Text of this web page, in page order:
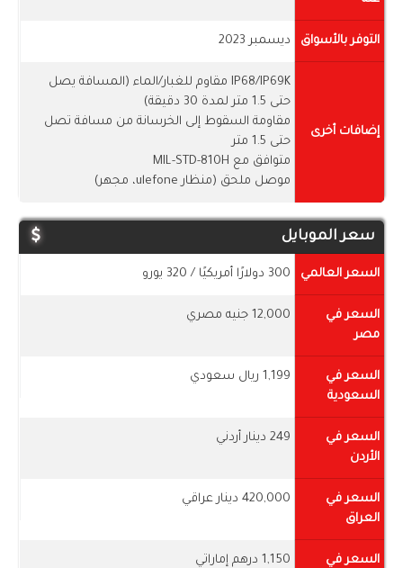
التوفر بالأسواق ديسمبر 2023
إضافات أخرى
IP68/IP69K مقاوم للغبار/الماء (المسافة يصل
حتى 1.5 متر لمدة 30 دقيقة)
مقاومة السقوط إلى الخرسانة من مسافة تصل
حتى 1.5 متر
متوافق مع MIL-STD-810H
موصل ملحق (منظار ulefone، مجهر)
سعر الموبايل
السعر العالمي 300 دولارًا أمريكيًا / 320 يورو
السعر في
مصر
12,000 جنيه مصري
السعر في
السعودية
1,199 ريال سعودي
السعر في
الأردن
249 دينار أردني
السعر في
العراق
420,000 دينار عراقي
السعر في
1,150 درهم إماراتي